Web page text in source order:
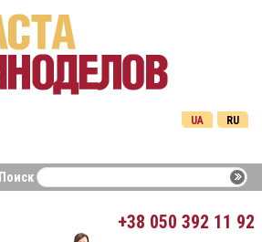
RU
UA
Поиск
+38 050 392 11 92